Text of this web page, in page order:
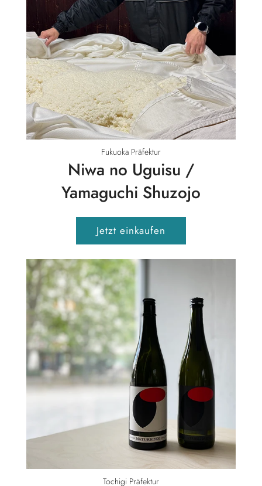
Fukuoka Präfektur
Niwa no Uguisu /
Yamaguchi Shuzojo
Jetzt einkaufen
Tochigi Präfektur